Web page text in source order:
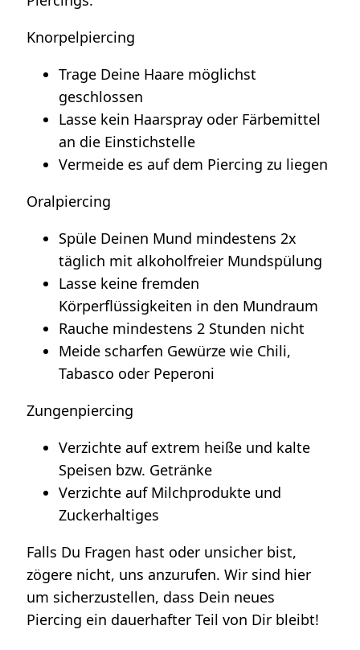
Knorpelpiercing
Trage Deine Haare möglichst
geschlossen
Lasse kein Haarspray oder Färbemittel
an die Einstichstelle
Vermeide es auf dem Piercing zu liegen
Oralpiercing
Spüle Deinen Mund mindestens 2x
täglich mit alkoholfreier Mundspülung
Lasse keine fremden
Körperflüssigkeiten in den Mundraum
Rauche mindestens 2 Stunden nicht
Meide scharfen Gewürze wie Chili,
Tabasco oder Peperoni
Zungenpiercing
Verzichte auf extrem heiße und kalte
Speisen bzw. Getränke
Verzichte auf Milchprodukte und
Zuckerhaltiges
Falls Du Fragen hast oder unsicher bist,
zögere nicht, uns anzurufen. Wir sind hier
um sicherzustellen, dass Dein neues
Piercing ein dauerhafter Teil von Dir bleibt!